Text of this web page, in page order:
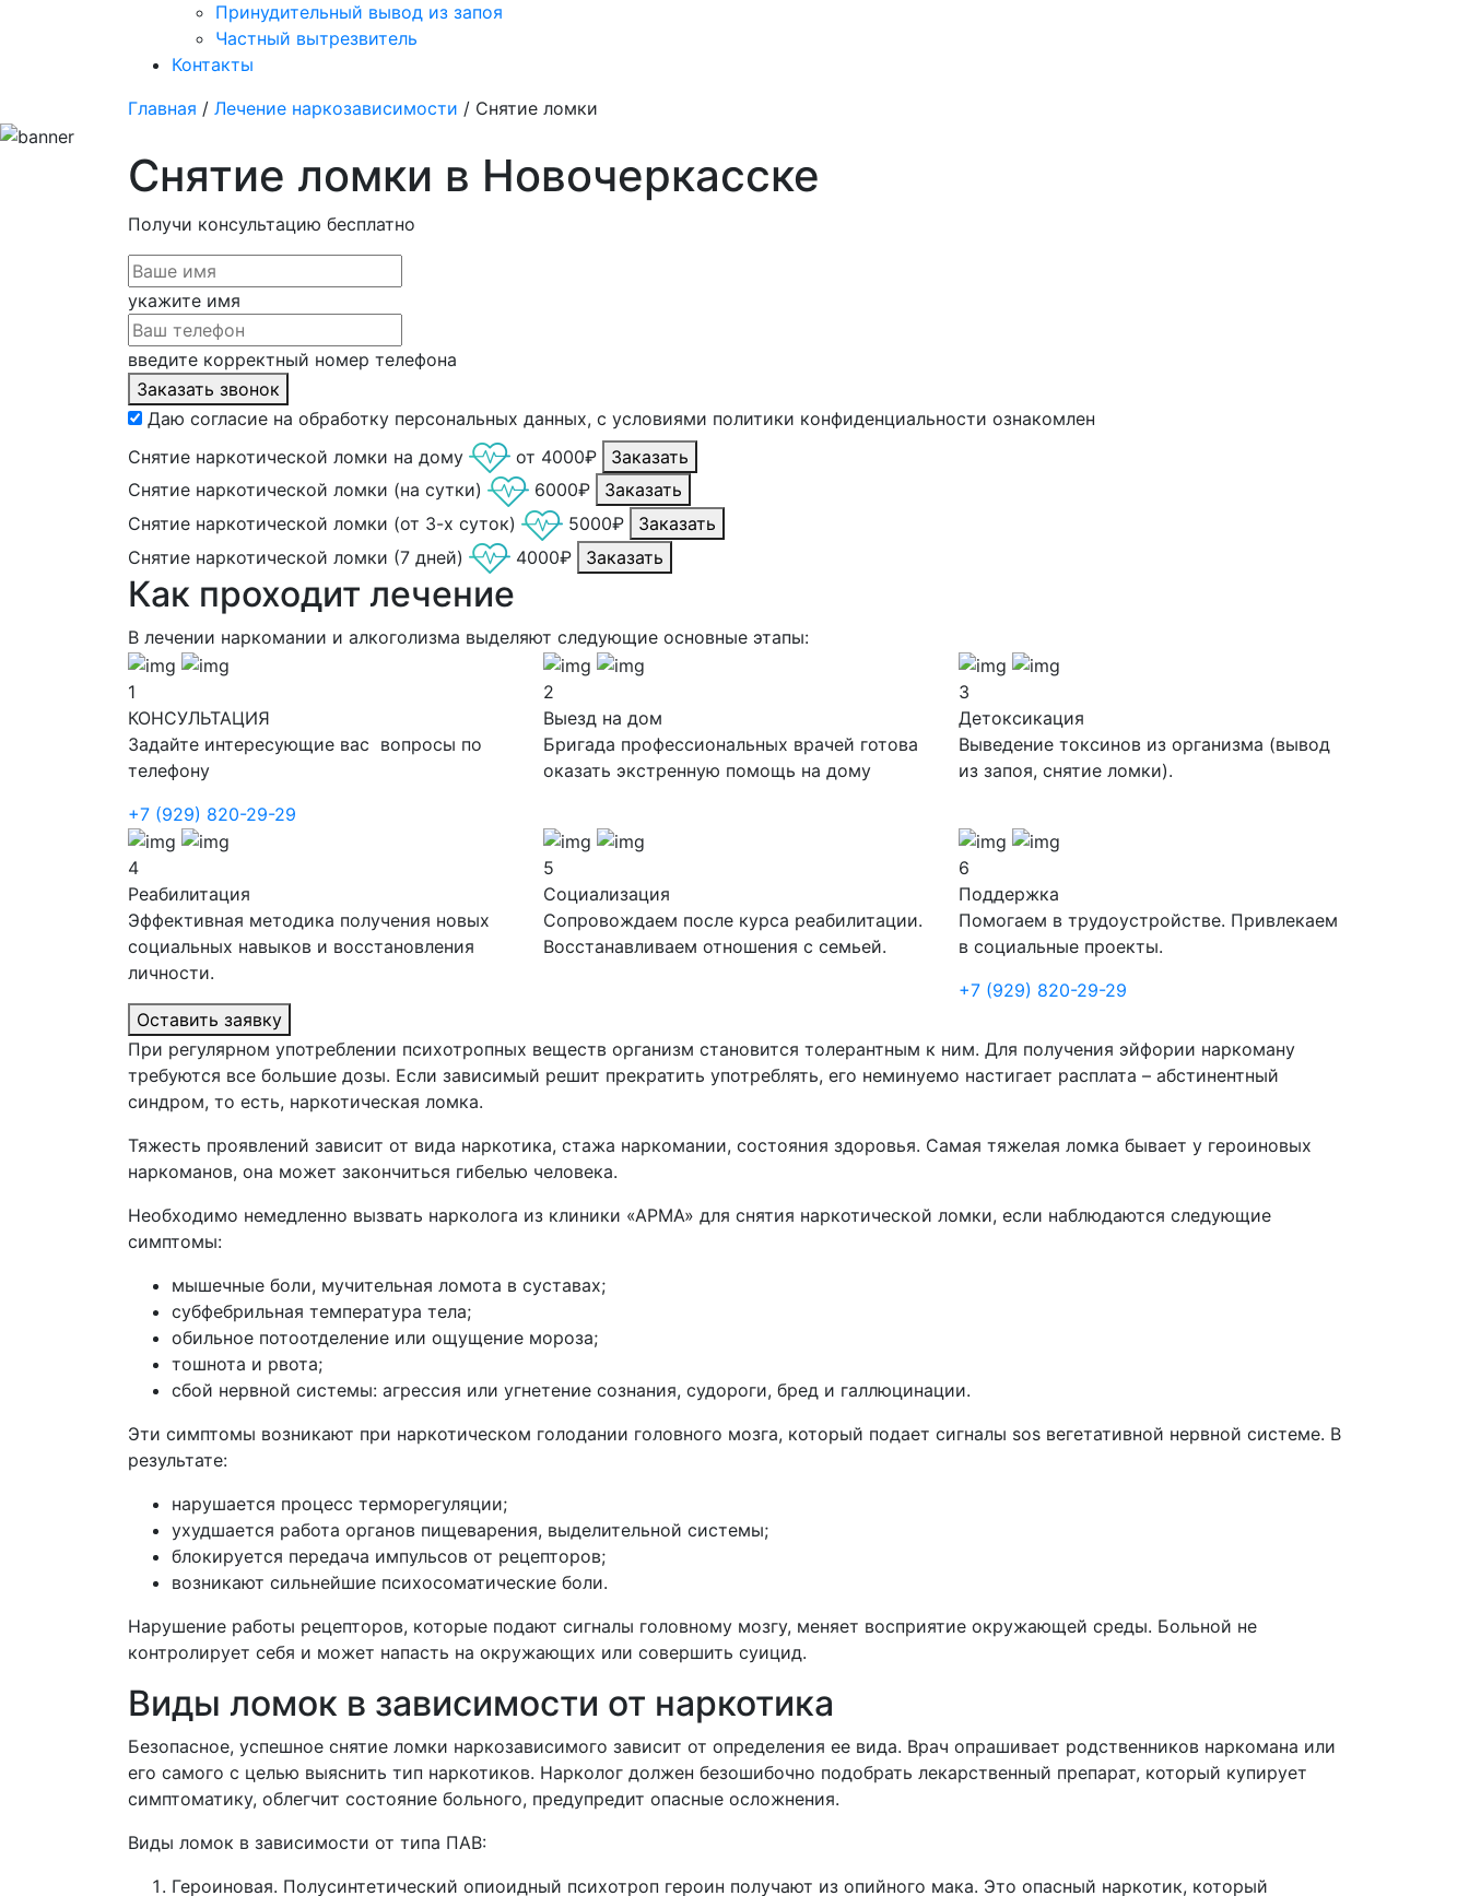
Принудительный вывод из запоя
Частный вытрезвитель
Контакты
Главная / Лечение наркозависимости / Снятие ломки
Снятие ломки в Новочеркасске
Получи консультацию бесплатно
укажите имя
введите корректный номер телефона
Заказать звонок
Даю согласие на обработку персональных данных, с условиями политики конфиденциальности ознакомлен
Снятие наркотической ломки на дому
от 4000₽
Заказать
Снятие наркотической ломки (на сутки)
6000₽
Заказать
Снятие наркотической ломки (от 3-х суток)
5000₽
Заказать
Снятие наркотической ломки (7 дней)
4000₽ Заказать
Как проходит лечение
В лечении наркомании и алкоголизма выделяют следующие основные этапы:
1
КОНСУЛЬТАЦИЯ
Задайте интересующие вас вопросы по
телефону
+7 (929) 820-29-29
2
Выезд на дом
Бригада профессиональных врачей готова
оказать экстренную помощь на дому
3
Детоксикация
Выведение токсинов из организма (вывод
из запоя, снятие ломки).
4
Реабилитация
Эффективная методика получения новых
социальных навыков и восстановления
личности.
5
Социализация
Сопровождаем после курса реабилитации.
Восстанавливаем отношения с семьей.
6
Поддержка
Помогаем в трудоустройстве. Привлекаем
в социальные проекты.
+7 (929) 820-29-29
Оставить заявку
При регулярном употреблении психотропных веществ организм становится толерантным к ним. Для получения эйфории наркоману
требуются все большие дозы. Если зависимый решит прекратить употреблять, его неминуемо настигает расплата – абстинентный
синдром, то есть, наркотическая ломка.
Тяжесть проявлений зависит от вида наркотика, стажа наркомании, состояния здоровья. Самая тяжелая ломка бывает у героиновых
наркоманов, она может закончиться гибелью человека.
Необходимо немедленно вызвать нарколога из клиники «АРМА» для снятия наркотической ломки, если наблюдаются следующие
симптомы:
мышечные боли, мучительная ломота в суставах;
субфебрильная температура тела;
обильное потоотделение или ощущение мороза;
тошнота и рвота;
сбой нервной системы: агрессия или угнетение сознания, судороги, бред и галлюцинации.
Эти симптомы возникают при наркотическом голодании головного мозга, который подает сигналы sos вегетативной нервной системе. В
результате:
нарушается процесс терморегуляции;
ухудшается работа органов пищеварения, выделительной системы;
блокируется передача импульсов от рецепторов;
возникают сильнейшие психосоматические боли.
Нарушение работы рецепторов, которые подают сигналы головному мозгу, меняет восприятие окружающей среды. Больной не
контролирует себя и может напасть на окружающих или совершить суицид.
Виды ломок в зависимости от наркотика
Безопасное, успешное снятие ломки наркозависимого зависит от определения ее вида. Врач опрашивает родственников наркомана или
его самого с целью выяснить тип наркотиков. Нарколог должен безошибочно подобрать лекарственный препарат, который купирует
симптоматику, облегчит состояние больного, предупредит опасные осложнения.
Виды ломок в зависимости от типа ПАВ:
Героиновая. Полусинтетический опиоидный психотроп героин получают из опийного мака. Это опасный наркотик, который